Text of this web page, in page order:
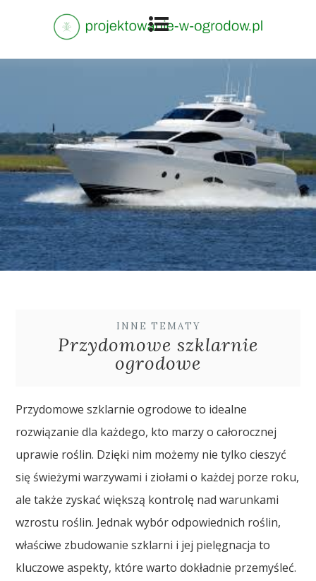
INNE TEMATY
Przydomowe szklarnie
ogrodowe
Przydomowe szklarnie ogrodowe to idealne
rozwiązanie dla każdego, kto marzy o całorocznej
uprawie roślin. Dzięki nim możemy nie tylko cieszyć
się świeżymi warzywami i ziołami o każdej porze roku,
ale także zyskać większą kontrolę nad warunkami
wzrostu roślin. Jednak wybór odpowiednich roślin,
właściwe zbudowanie szklarni i jej pielęgnacja to
kluczowe aspekty, które warto dokładnie przemyśleć.